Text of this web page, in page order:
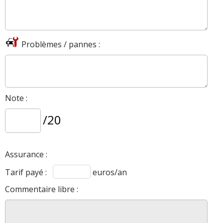
Problèmes / pannes :
Note :
/20
Assurance :
Tarif payé :
euros/an
Commentaire libre :